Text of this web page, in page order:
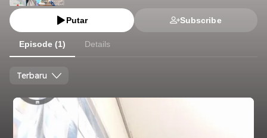
Putar Subscribe
Episode (1) Details
Terbaru